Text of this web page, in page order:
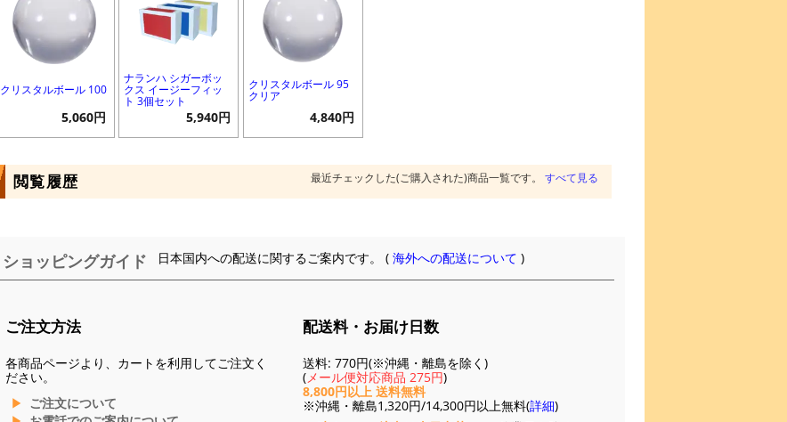
クリスタルボール 100
5,060円
ナランハ シガーボッ
クス イージーフィッ
ト 3個セット
5,940円
クリスタルボール 95
クリア
4,840円
閲覧履歴 最近チェックした(ご購入された)商品一覧です。 すべて見る
ショッピングガイド 日本国内への配送に関するご案内です。 (海外への配送について )
ご注文方法
各商品ページより、カートを利用してご注文く
ださい。
ご注文について
配送料・お届け日数
送料: 770円(※沖縄・離島を除く)
(メール便対応商品 275円)
8,800円以上 送料無料
※沖縄・離島1,320円/14,300円以上無料(詳細)